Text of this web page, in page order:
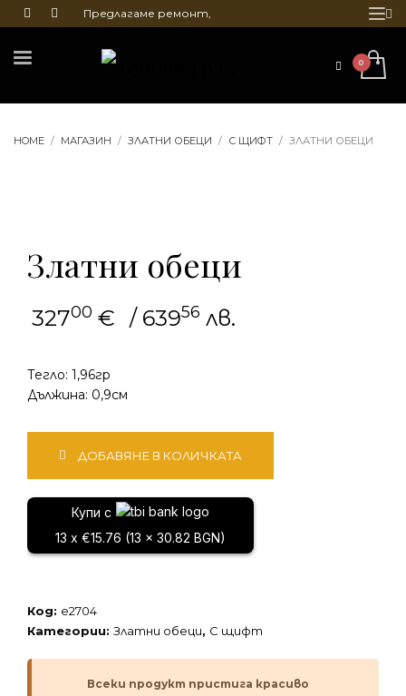
Предлагаме ремонт,
на бижута
HOME МАГАЗИН ЗЛАТНИ ОБЕЦИ С ЩИФТ ЗЛАТНИ ОБЕЦИ
Златни обеци
32700 € / 63956 лв.
Тегло: 1,96гр
Дължина: 0,9см
Златни
обеци
ДОБАВЯНЕ В КОЛИЧКАТА
Купи с
13 x €15.76 (13 x 30.82 BGN)
Код: e2704
Категории: Златни обеци, С щифт
Всеки продукт пристига красиво